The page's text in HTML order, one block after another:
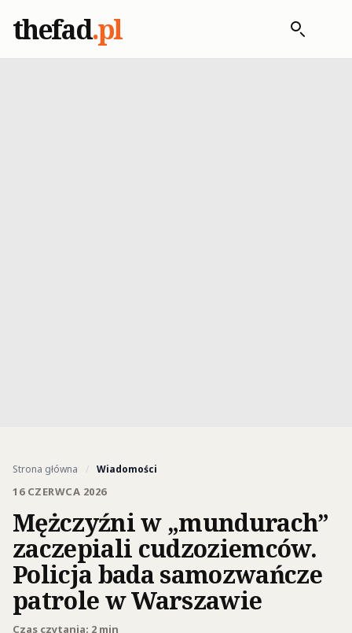
thefad.pl
Strona główna / Wiadomości
16 CZERWCA 2026
Mężczyźni w „mundurach”
zaczepiali cudzoziemców.
Policja bada samozwańcze
patrole w Warszawie
Czas czytania: 2 min